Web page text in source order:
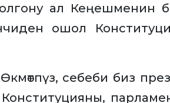
ал Кеңешменин
ошол
себеби биз